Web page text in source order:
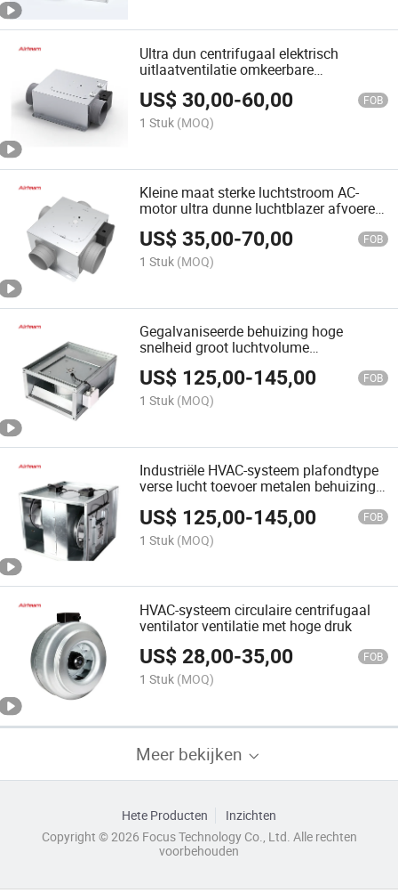
Ultra dun centrifugaal elektrisch
uitlaatventilatie omkeerbare
plafondtype elektrische blower
kanaalventilator
US$30,00-60,00 FOB
1 Stuk (MOQ)
Kleine maat sterke luchtstroom AC-
motor ultra dunne luchtblazer afvoeren
verse luchtvoorziening multi-poort
centrifugale ventilator
US$35,00-70,00 FOB
1 Stuk (MOQ)
Gegalvaniseerde behuizing hoge
snelheid groot luchtvolume
gemakkelijke onderhoud ventilator
rechthoekig kanaal ventilator
US$ 125,00-145,00 FOB
1 Stuk (MOQ)
Industriële HVAC-systeem plafondtype
verse lucht toevoer metalen behuizing
ventilatie centrifugale rechthoekige
kanaalventilator
US$ 125,00-145,00 FOB
1 Stuk (MOQ)
HVAC-systeem circulaire centrifugaal
ventilator ventilatie met hoge druk
US$28,00-35,00 FOB
1 Stuk (MOQ)
Meer bekijken
Hete Producten
Inzichten
Copyright © 2026 Focus Technology Co., Ltd. Alle rechten
voorbehouden